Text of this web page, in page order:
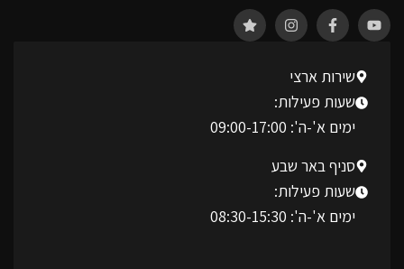
שירות ארצי
שעות פעילות:
ימים א'-ה': 09:00-17:00
סניף באר שבע
שעות פעילות:
ימים א'-ה': 08:30-15:30